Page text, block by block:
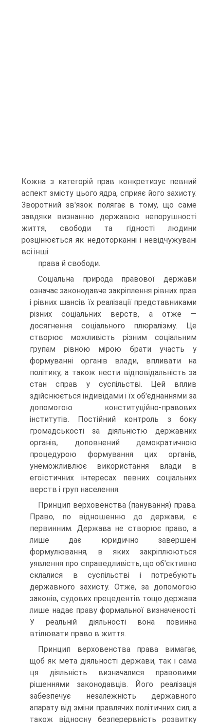
Кожна з категорій прав конкретизує певний
аспект змісту цього ядра, сприяє його захисту.
Зворотний зв'язок полягає в тому, що саме
завдяки визнанню державою непорушності
життя, свободи та гідності людини
розцінюється як недоторканні і невідчужувані
всі інші
права й свободи.
Соціальна природа правової держави
означає законодавче закріплення рівних прав
і рівних шансів їх реалізації представниками
різних соціальних верств, а отже —
досягнення соціального плюралізму. Це
створює можливість різним соціальним
групам рівною мірою брати участь у
формуванні органів влади, впливати на
політику, а також нести відповідальність за
стан справ у суспільстві. Цей вплив
здійснюється індивідами і їх об'єднаннями за
допомогою конституційно-правових
інститутів. Постійний контроль з боку
громадськості за діяльністю державних
органів, доповнений демократичною
процедурою формування цих органів,
унеможливлює використання влади в
егоїстичних інтересах певних соціальних
верств і груп населення.
Принцип верховенства (панування) права.
Право, по відношенню до держави, є
первинним. Держава не створює право, а
лише дає юридично завершені
формулювання, в яких закріплюються
уявлення про справедливість, що об'єктивно
склалися в суспільстві і потребують
державного захисту. Отже, за допомогою
законів, судових прецедентів тощо держава
лише надає праву формальної визначеності.
У реальній діяльності вона повинна
втілювати право в життя.
Принцип верховенства права вимагає,
щоб як мета діяльності держави, так і сама
ця діяльність визначалися правовими
рішеннями законодавців. Його реалізація
забезпечує незалежність державного
апарату від зміни правлячих політичних сил, а
також відносну безперервність розвитку